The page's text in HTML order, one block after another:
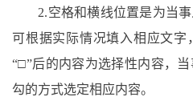
2.空格和横线位置是为当事
可根据实际情况填入相应文字
“□”后的内容为选择性内容，
勾的方式选定相应内容。